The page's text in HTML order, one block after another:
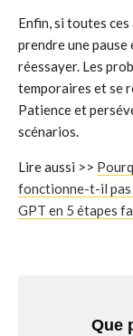
Enfin, si toutes
prendre une pause
réessayer. Les
temporaires et se
Patience et
scénarios.
Lire aussi >>
fonctionne-t-il pas
GPT en 5 étapes
Que